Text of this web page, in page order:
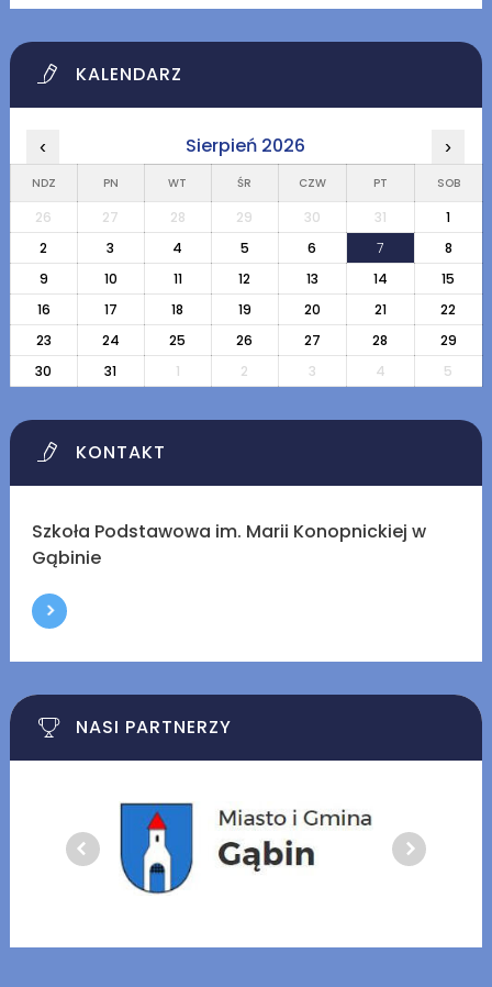
KALENDARZ
‹ Sierpień 2026 ›
NDZ PN WT ŚR CZW PT SOB
26 27 28 29 30 31
1
2
3 4 5 6 7
8
9
10 11 12 13 14
15
16
17 18 19 20 21
22
23
24 25 26 27 28
29
30
31 1 2 3 4 5
KONTAKT
Szkoła Podstawowa im. Marii Konopnickiej w
Gąbinie
NASI PARTNERZY